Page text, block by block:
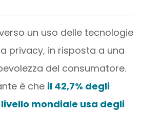
un uso delle tecnologie
privacy, in risposta a una
del consumatore.
è che il 42,7% degli
mondiale usa degli